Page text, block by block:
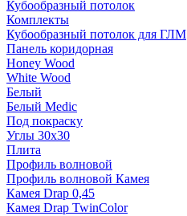
Кубообразный потолок
Комплекты
Кубообразный потолок для ГЛМ
Панель коридорная
Honey Wood
White Wood
Белый
Белый Medic
Под покраску
Углы 30х30
Плита
Профиль волновой
Профиль волновой Камея
Камея Drap 0,45
Камея Drap TwinColor